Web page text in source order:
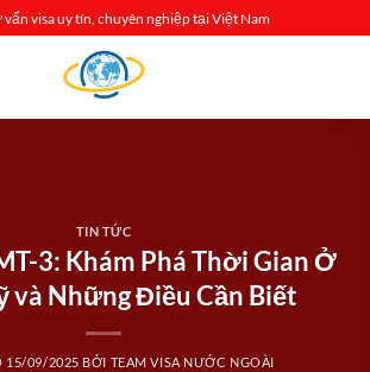
vấn visa uy tín, chuyên nghiệp tại Việt Nam
TIN TỨC
3: Khám Phá Thời Gian Ở
và Những Điều Cần Biết
15/09/2025 BỞI TEAM VISA NƯỚC NGOÀI